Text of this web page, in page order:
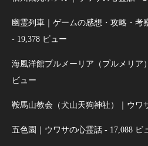
幽霊列車｜ゲームの感想・攻略・考
- 19,378 ビュー
海風洋館プルメーリア（プルメリア
ビュー
鞍馬山教会（犬山天狗神社）｜ウワ
五色園｜ウワサの心霊話 - 17,088 ビ